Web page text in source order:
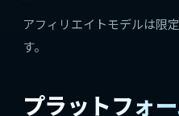
アフィリエイトモデルは限
す。
プラットフォ